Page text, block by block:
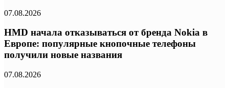
07.08.2026
HMD начала отказываться от бренда Nokia в
Европе: популярные кнопочные телефоны
получили новые названия
07.08.2026